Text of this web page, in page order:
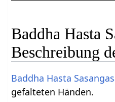
Baddha Hasta
Beschreibung
Baddha Hasta
gefalteten Händen.